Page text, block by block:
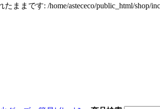
ままです: /home/astececo/public_html/shop/